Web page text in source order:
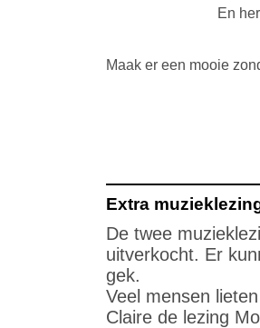
En
Maak er een mooie
Extra
De twee
uitverkocht. Er
gek.
Veel mensen
Claire de lezing